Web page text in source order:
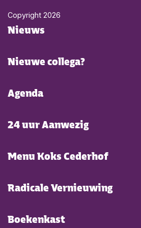
Copyright 2026
Footer menu
Nieuws
Nieuwe collega?
Agenda
24 uur Aanwezig
Menu Koks Cederhof
Radicale Vernieuwing
Boekenkast